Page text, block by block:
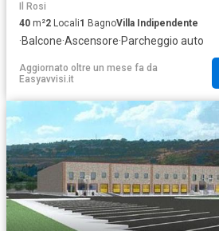
Il Rosi
40 m²2 Locali1 BagnoVilla Indipendente
·Balcone·Ascensore·Parcheggio auto
Aggiornato oltre un mese fa da
Easyavvisi.it